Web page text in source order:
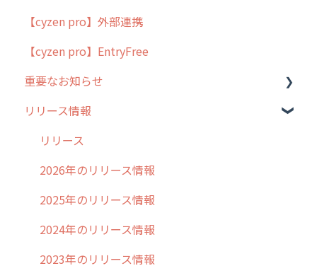
用語集
よくある質問
ポスティング
ラウンダー
メンテナンス
外廻り営業
清掃
不動産
【cyzen pro】外部連携
【cyzen pro】EntryFree
重要なお知らせ
過去の重要なお知らせ
障害情報
リリース情報
リリース
2026年のリリース情報
2025年のリリース情報
2024年のリリース情報
2023年のリリース情報